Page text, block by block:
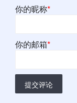
你的昵称*
你的邮箱*
提交评论